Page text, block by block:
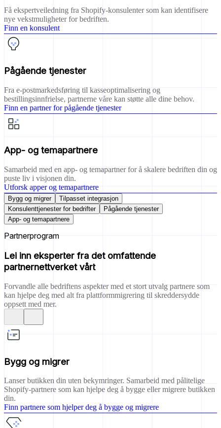
Få ekspertveiledning fra Shopify-konsulenter som kan identifisere
nye vekstmuligheter for bedriften.
Finn en konsulent
Pågående tjenester
Fra e-postmarkedsføring til kasseoptimalisering og
bestillingsinnfrielse, partnerne våre kan støtte alle dine behov.
Finn en partner for pågående tjenester
App- og temapartnere
Samarbeid med en app- og temapartner for å skalere bedriften din og
puste liv i visjonen din.
Utforsk apper og temapartnere
Bygg og migrer
Tilpasset integrasjon
Konsulenttjenester for bedrifter
Pågående tjenester
App- og temapartnere
Partnerprogram
Lei inn eksperter fra det omfattende
partnernettverket vårt
Forvandle alle bedriftens aspekter med et stort utvalg partnere som
kan hjelpe deg med alt fra plattformmigrering til skreddersydde
oppsett med mer.
Bygg og migrer
Lanser butikken din uten bekymringer. Samarbeid med pålitelige
Shopify-partnere som kan hjelpe deg å bygge eller migrere butikken
din.
Finn partnere som hjelper deg å bygge og migrere